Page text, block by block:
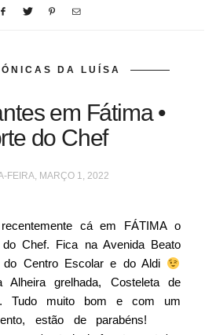
DA LUÍSA
em Fátima •
do Chef
FEIRA, MARÇO 1, 2022
cá em FÁTIMA o
do Chef. Fica na Avenida Beato
do Centro Escolar e do Aldi
Alheira grelhada, Costeleta de
Tudo muito bom e com um
estão de parabéns!